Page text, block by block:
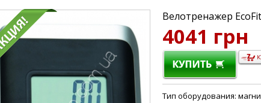
Велотренажер
4041 грн
Тип оборудования: